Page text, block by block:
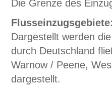
Die Grenze des
Dargestellt werden
durch Deutschland
Warnow / Peene,
dargestellt.